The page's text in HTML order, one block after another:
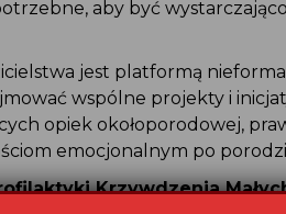
aby być
jest platformą
wspólne projekty i
opiek okołoporodowej,
emocjonalnym po
Krzywdzenia